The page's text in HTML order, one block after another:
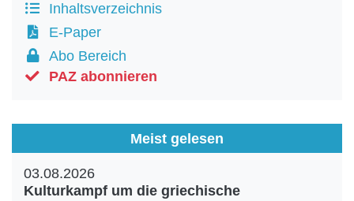
Inhaltsverzeichnis
E-Paper
Abo Bereich
PAZ abonnieren
Meist gelesen
03.08.2026
Kulturkampf um die griechische